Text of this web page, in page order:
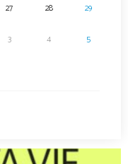
27 28 29
3 4 5